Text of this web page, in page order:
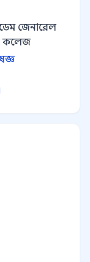
জেনারেল
কলেজ